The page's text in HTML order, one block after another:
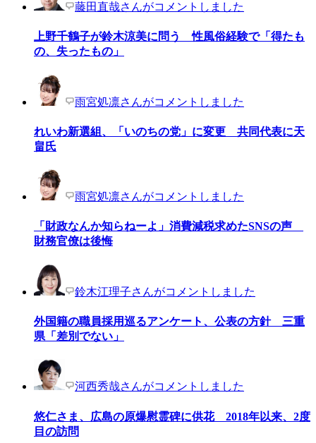
藤田直哉さんがコメントしました
上野千鶴子が鈴木涼美に問う 性風俗経験で「得たも
の、失ったもの」
雨宮処凛さんがコメントしました
れいわ新選組、「いのちの党」に変更 共同代表に天
畠氏
雨宮処凛さんがコメントしました
「財政なんか知らねーよ」消費減税求めたSNSの声
財務官僚は後悔
鈴木江理子さんがコメントしました
外国籍の職員採用巡るアンケート、公表の方針 三重
県「差別でない」
河西秀哉さんがコメントしました
悠仁さま、広島の原爆慰霊碑に供花 2018年以来、2度
目の訪問